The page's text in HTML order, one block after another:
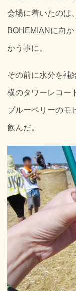
会場に着いたのは
BOHEMIANに向
かう事に。
その前に水分を補
横のタワーレコー
ブルーベリーのモ
飲んだ。